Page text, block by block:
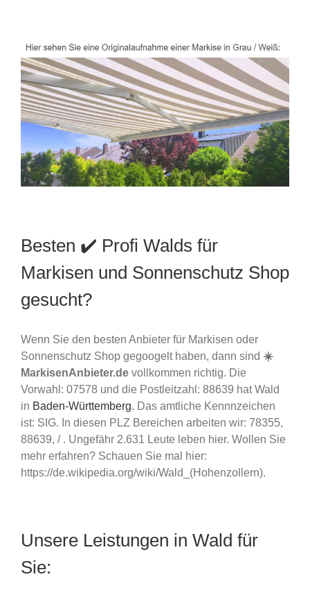
Besten ✔️ Profi Walds für
Markisen und Sonnenschutz Shop
gesucht?
Wenn Sie den besten Anbieter für Markisen oder
Sonnenschutz Shop gegoogelt haben, dann sind ☀️
MarkisenAnbieter.de vollkommen richtig. Die
Vorwahl: 07578 und die Postleitzahl: 88639 hat Wald
in Baden-Württemberg. Das amtliche Kennnzeichen
ist: SIG. In diesen PLZ Bereichen arbeiten wir: 78355,
88639, / . Ungefähr 2.631 Leute leben hier. Wollen Sie
mehr erfahren? Schauen Sie mal hier:
https://de.wikipedia.org/wiki/Wald_(Hohenzollern).
Unsere Leistungen in Wald für
Sie: